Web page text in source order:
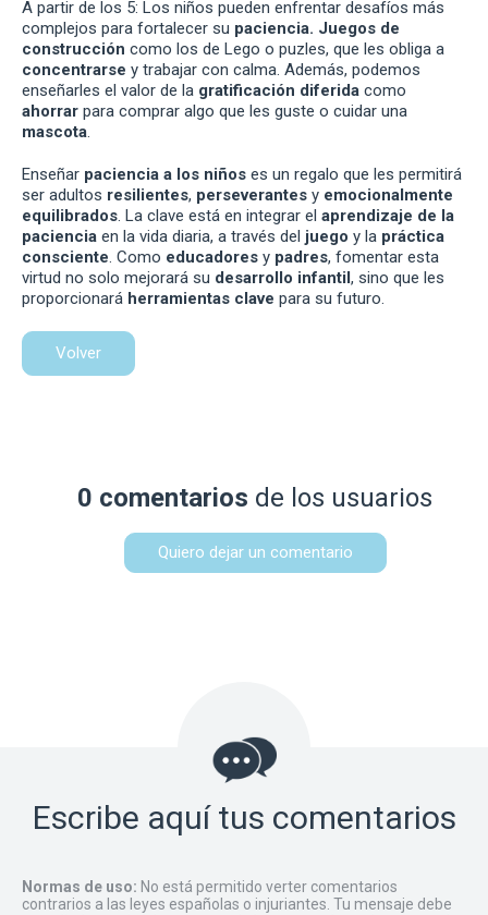
A partir de los 5: Los niños pueden enfrentar desafíos más
complejos para fortalecer su paciencia. Juegos de
construcción como los de Lego o puzles, que les obliga a
concentrarse y trabajar con calma. Además, podemos
enseñarles el valor de la gratificación diferida como
ahorrar para comprar algo que les guste o cuidar una
mascota.
Enseñar paciencia a los niños es un regalo que les permitirá
ser adultos resilientes, perseverantes y emocionalmente
equilibrados. La clave está en integrar el aprendizaje de la
paciencia en la vida diaria, a través del juego y la práctica
consciente. Como educadores y padres, fomentar esta
virtud no solo mejorará su desarrollo infantil, sino que les
proporcionará herramientas clave para su futuro.
Volver
0 comentarios de los usuarios
Quiero dejar un comentario
Escribe aquí tus comentarios
Normas de uso: No está permitido verter comentarios
contrarios a las leyes españolas o injuriantes. Tu mensaje debe